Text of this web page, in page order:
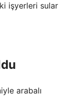
işyerleri sular
arabalı